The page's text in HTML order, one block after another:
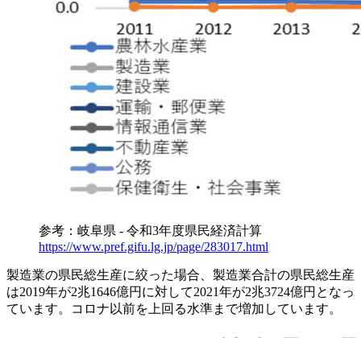
参考：岐阜県 - 令和3年度県民経済計算
https://www.pref.gifu.lg.jp/page/283017.html
製造業の県民総生産に絞った場合、製造業合計の県民総生産
は2019年が2兆1646億円に対して2021年が2兆3724億円となっ
ています。コロナ以前を上回る水準まで増加しています。